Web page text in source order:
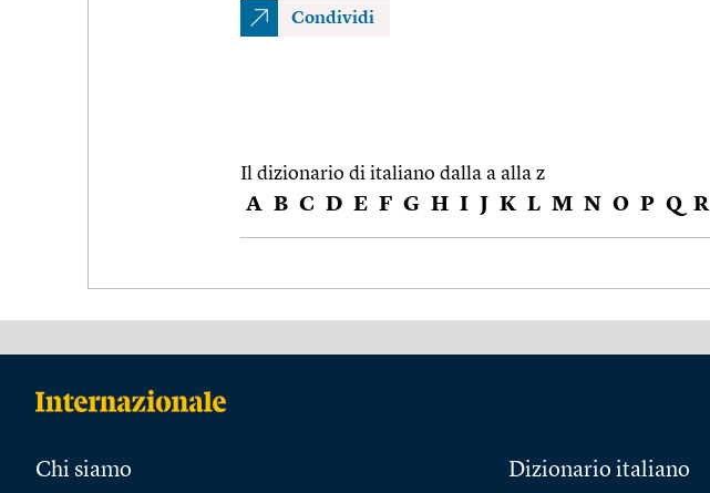
Condividi
Il dizionario di italiano dalla a alla z
A B C D E F G H I J K L M N O P Q R
Chi siamo Dizionario italiano